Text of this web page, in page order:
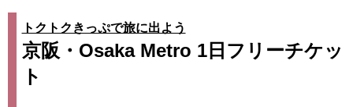
トクトクきっぷで旅に出よう
京阪・Osaka Metro 1日フリーチケッ
ト